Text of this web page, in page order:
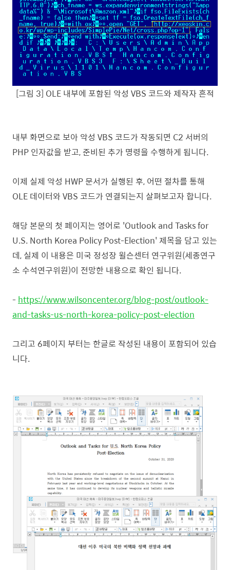
[그림 3] OLE 내부에 포함된 악성 VBS 코드와 제작자 흔적
내부 화면으로 보아 악성 VBS 코드가 작동되면 C2 서버의
PHP 인자값을 받고, 준비된 추가 명령을 수행하게 됩니다.
이제 실제 악성 HWP 문서가 실행된 후, 어떤 절차를 통해
OLE 데이터와 VBS 코드가 연결되는지 살펴보고자 합니다.
해당 본문의 첫 페이지는 영어로 'Outlook and Tasks for
U.S. North Korea Policy Post-Election' 제목을 담고 있는
데, 실제 이 내용은 미국 정성장 윌슨센터 연구위원(세종연구
소 수석연구위원)이 전망한 내용으로 확인 됩니다.
- https://www.wilsoncenter.org/blog-post/outlook-
and-tasks-us-north-korea-policy-post-election
그리고 6페이지 부터는 한글로 작성된 내용이 포함되어 있습
니다.